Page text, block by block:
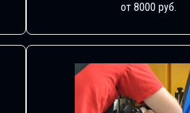
от 8000 руб.